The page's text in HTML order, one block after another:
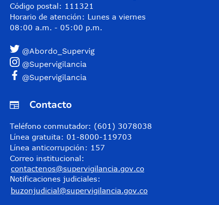
Código postal: 111321
Horario de atención: Lunes a viernes
08:00 a.m. - 05:00 p.m.
@Abordo_Supervig
@Supervigilancia
@Supervigilancia
Contacto
Teléfono conmutador: (601) 3078038
Línea gratuita: 01-8000-119703
Línea anticorrupción: 157
Correo institucional:
contactenos@supervigilancia.gov.co
Notificaciones judiciales:
buzonjudicial@supervigilancia.gov.co